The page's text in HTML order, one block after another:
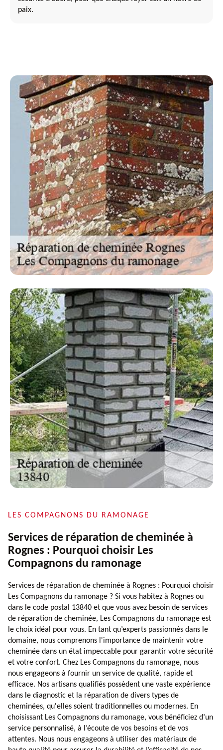
paix.
LES COMPAGNONS DU RAMONAGE
Services de réparation de cheminée à
Rognes : Pourquoi choisir Les
Compagnons du ramonage
Services de réparation de cheminée à Rognes : Pourquoi choisir
Les Compagnons du ramonage ? Si vous habitez à Rognes ou
dans le code postal 13840 et que vous avez besoin de services
de réparation de cheminée, Les Compagnons du ramonage est
le choix idéal pour vous. En tant qu’experts passionnés dans le
domaine, nous comprenons l'importance de maintenir votre
cheminée dans un état impeccable pour garantir votre sécurité
et votre confort. Chez Les Compagnons du ramonage, nous
nous engageons à fournir un service de qualité, rapide et
efficace. Nos artisans qualifiés possèdent une vaste expérience
dans le diagnostic et la réparation de divers types de
cheminées, qu'elles soient traditionnelles ou modernes. En
choisissant Les Compagnons du ramonage, vous bénéficiez d’un
service personnalisé, à l’écoute de vos besoins et de vos
attentes. Nous nous engageons à utiliser des matériaux de